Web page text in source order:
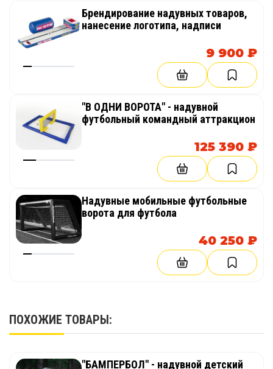
Брендирование надувных товаров,
нанесение логотипа, надписи
9 900 ₽
"В ОДНИ ВОРОТА" - надувной
футбольный командный аттракцион
125 390 ₽
Надувные мобильные футбольные
ворота для футбола
40 250 ₽
ПОХОЖИЕ ТОВАРЫ:
"БАМПЕРБОЛ" - надувной детский